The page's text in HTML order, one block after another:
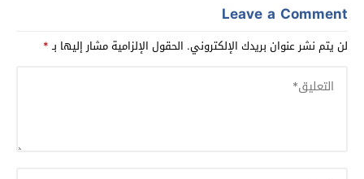
Leave a Comment
لن يتم نشر عنوان بريدك الإلكتروني. الحقول الإلزامية مشار إليها بـ*